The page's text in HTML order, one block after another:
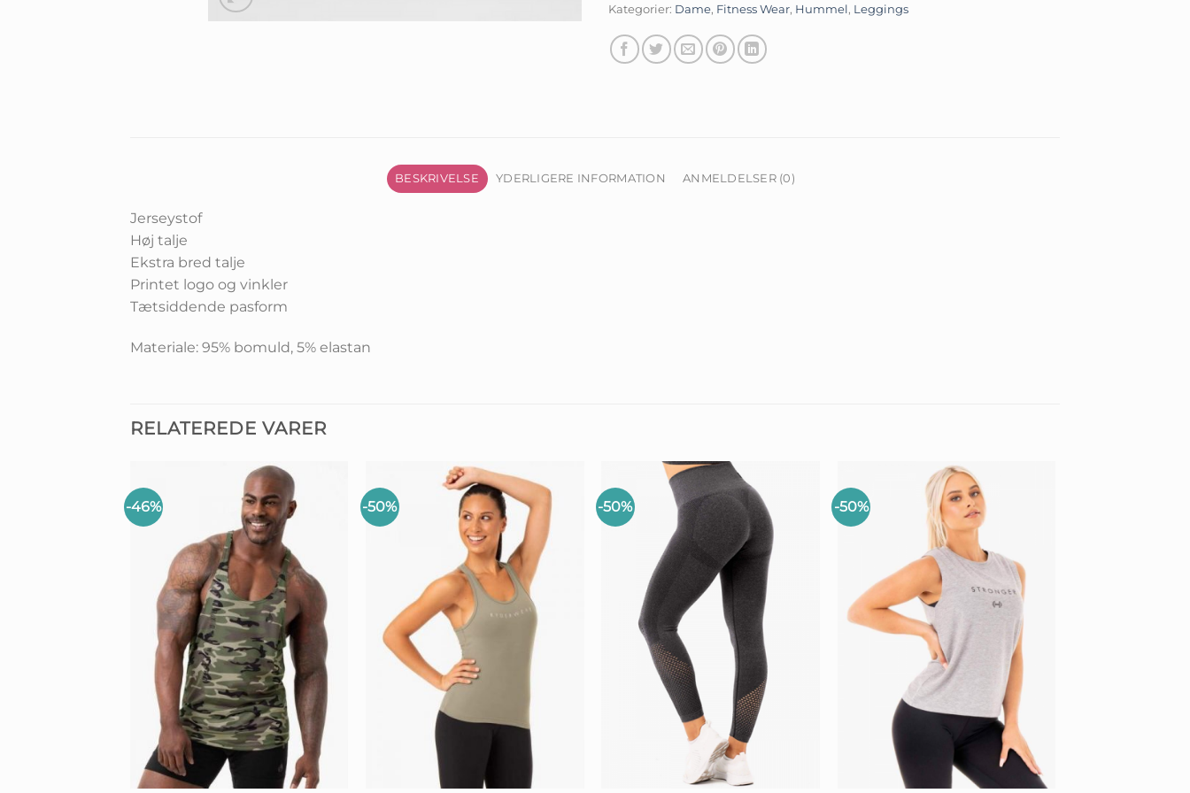
Kategorier: Dame, Fitness Wear, Hummel, Leggings
BESKRIVELSE YDERLIGERE INFORMATION ANMELDELSER (0)
Jerseystof
Høj talje
Ekstra bred talje
Printet logo og vinkler
Tætsiddende pasform
Materiale: 95% bomuld, 5% elastan
RELATEREDE VARER
-46%
+
-50% -50% -50%